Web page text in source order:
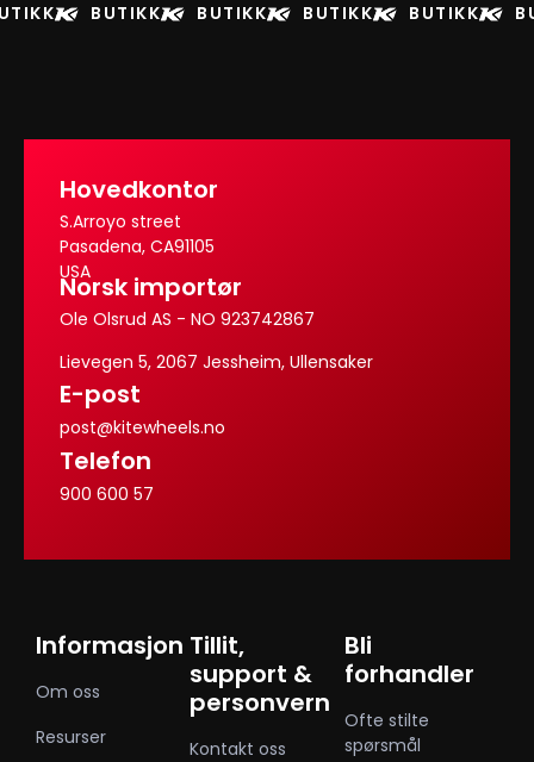
BUTIKK BUTIKK BUTIKK BUTIKK
Hovedkontor
S.Arroyo street
Pasadena, CA91105
USA
Norsk importør
Ole Olsrud AS - NO 923742867
Lievegen 5, 2067 Jessheim, Ullensaker
E-post
post@kitewheels.no
Telefon
900 600 57
Informasjon
Om oss
Resurser
Tillit,
support &
personvern
Kontakt oss
Bli
forhandler
Ofte stilte
spørsmål